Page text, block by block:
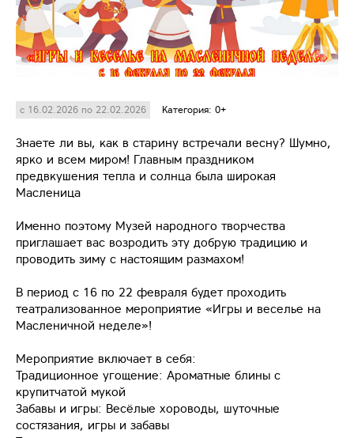
с 16.02.2026 по 22.02.2026 Категория: 0+
Знаете ли вы, как в старину встречали весну? Шумно,
ярко и всем миром! Главным праздником
предвкушения тепла и солнца была широкая
Масленица
Именно поэтому Музей народного творчества
приглашает вас возродить эту добрую традицию и
проводить зиму с настоящим размахом!
В период с 16 по 22 февраля будет проходить
театрализованное мероприятие «Игры и веселье на
Масленичной неделе»!
Мероприятие включает в себя:
Традиционное угощение: Ароматные блины с
крупитчатой мукой
Забавы и игры: Весёлые хороводы, шуточные
состязания, игры и забавы